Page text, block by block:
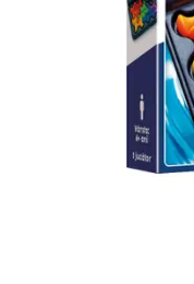
Jocuri pentru 2 persoane
Game cunoscute